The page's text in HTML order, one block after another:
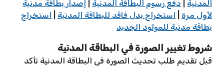
المدنية
دفع رسوم البطاقة المدنية
إصدار بطاقة مدنية
لأول مرة
استخراج بدل فاقد للبطاقة المدنية
استخراج
بطاقة مدنية للمولود الجديد
شروط تغيير الصورة في البطاقة المدنية
قبل تقديم طلب تحديث الصورة في البطاقة المدنية تأكد